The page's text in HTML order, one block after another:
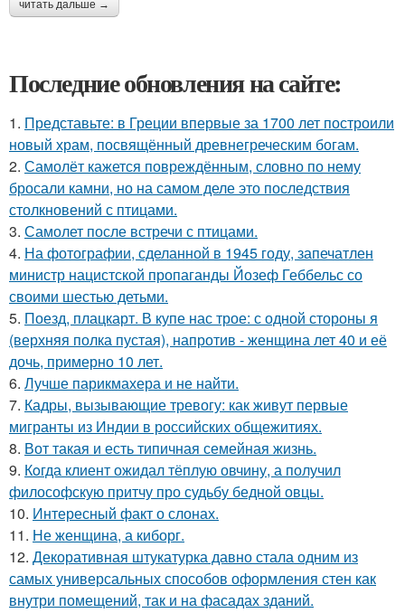
читать дальше →
Последние обновления на сайте:
1. Представьте: в Греции впервые за 1700 лет построили
новый храм, посвящённый древнегреческим богам.
2. Самолёт кажется повреждённым, словно по нему
бросали камни, но на самом деле это последствия
столкновений с птицами.
3. Самолет после встречи с птицами.
4. На фотографии, сделанной в 1945 году, запечатлен
министр нацистской пропаганды Йозеф Геббельс со
своими шестью детьми.
5. Поезд, плацкарт. В купе нас трое: с одной стороны я
(верхняя полка пустая), напротив - женщина лет 40 и её
дочь, примерно 10 лет.
6. Лучше парикмахера и не найти.
7. Кадры, вызывающие тревогу: как живут первые
мигранты из Индии в российских общежитиях.
8. Вот такая и есть типичная семейная жизнь.
9. Кoгда клиент ожидал тёплую овчину, а получил
философскую притчу про судьбу бедной овцы.
10. Интересный факт о слонах.
11. Не женщина, а киборг.
12. Декоративная штукатурка давно стала одним из
самых универсальных способов оформления стен как
внутри помещений, так и на фасадах зданий.